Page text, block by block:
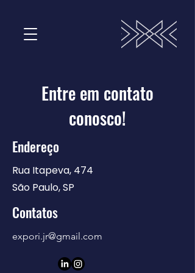
Entre em contato
conosco!
Endereço
Rua Itapeva, 474
São Paulo, SP
Contatos
expori.jr@gmail.com